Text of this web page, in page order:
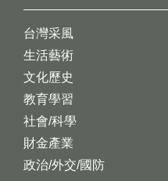
台灣采風
生活藝術
文化歷史
教育學習
社會/科學
財金產業
政治/外交/國防